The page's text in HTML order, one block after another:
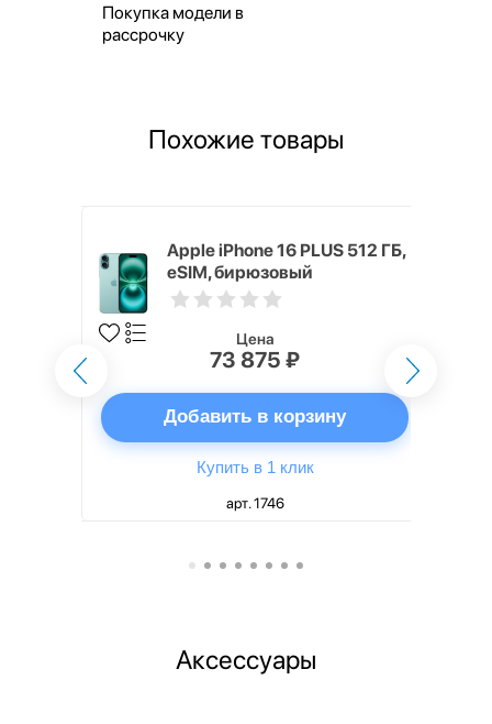
Покупка модели в
рассрочку
Похожие товары
Apple iPhone 16 PLUS 512 ГБ,
eSIM, бирюзовый
Цена
73 875 ₽
Добавить в корзину
Купить в 1 клик
арт. 1746
Аксессуары